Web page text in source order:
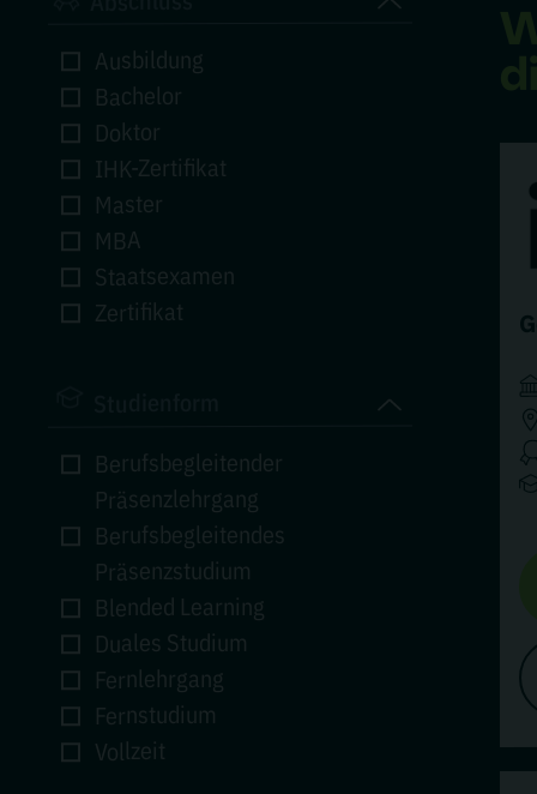
Ausbildung
Bachelor
Doktor
IHK-Zertifikat
Master
MBA
Staatsexamen
Zertifikat
Berufsbegleitender
Präsenzlehrgang
Berufsbegleitendes
Präsenzstudium
Blended Learning
Duales Studium
Fernlehrgang
Fernstudium
Vollzeit